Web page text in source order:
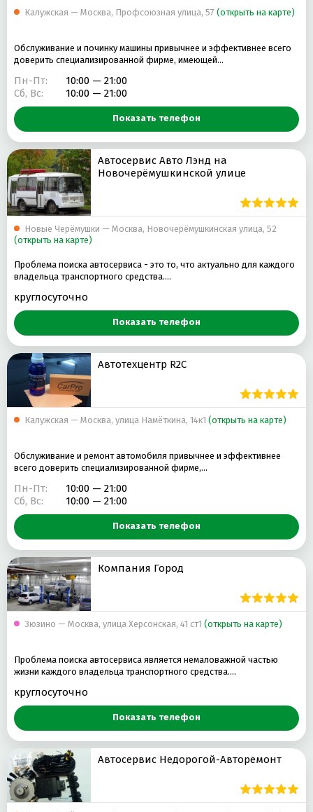
Калужская — Москва, Профсоюзная улица, 57 (открыть на карте)
Обслуживание и починку машины привычнее и эффективнее всего
доверить специализированной фирме, имеющей…
Пн-Пт:
10:00 — 21:00
Сб, Вс:
10:00 — 21:00
Показать телефон
Автосервис Авто Лэнд на
Новочерёмушкинской улице
Новые Черёмушки — Москва, Новочерёмушкинская улица, 52
(открыть на карте)
Проблема поиска автосервиса - это то, что актуально для каждого
владельца транспортного средства.…
круглосуточно
Показать телефон
Автотехцентр R2C
Калужская — Москва, улица Намёткина, 14к1 (открыть на карте)
Обслуживание и ремонт автомобиля привычнее и эффективнее
всего доверить специализированной фирме,…
Пн-Пт:
10:00 — 21:00
Сб, Вс:
10:00 — 21:00
Показать телефон
Компания Город
Зюзино — Москва, улица Херсонская, 41 ст1 (открыть на карте)
Проблема поиска автосервиса является немаловажной частью
жизни каждого владельца транспортного средства.…
круглосуточно
Показать телефон
Автосервис Недорогой-Авторемонт